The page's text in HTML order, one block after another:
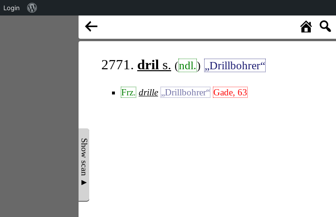
Show scan ▲
2771. dril s. (ndl.) „Drillbohrer“
Frz. drille „Drillbohrer“ Gade, 63
Login